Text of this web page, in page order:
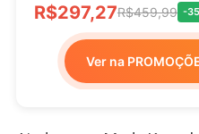
R$297,27R$459,99 -
Ver na